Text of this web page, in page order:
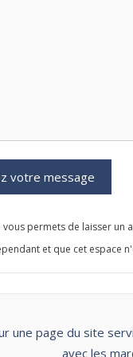
vous permets de laisser un
et que cet espace
une page du site
avec les